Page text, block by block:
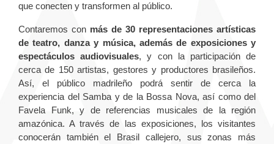
que conecten y transformen al público.
Contaremos con más de 30 representaciones artísticas
de teatro, danza y música, además de exposiciones y
espectáculos audiovisuales, y con la participación de
cerca de 150 artistas, gestores y productores brasileños.
Así, el público madrileño podrá sentir de cerca la
experiencia del Samba y de la Bossa Nova, así como del
Favela Funk, y de referencias musicales de la región
amazónica. A través de las exposiciones, los visitantes
conocerán también el Brasil callejero, sus zonas más